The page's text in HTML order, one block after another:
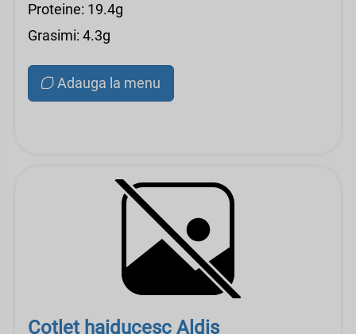
Proteine: 19.4g
Grasimi: 4.3g
Adauga la menu
Cotlet haiducesc Aldis